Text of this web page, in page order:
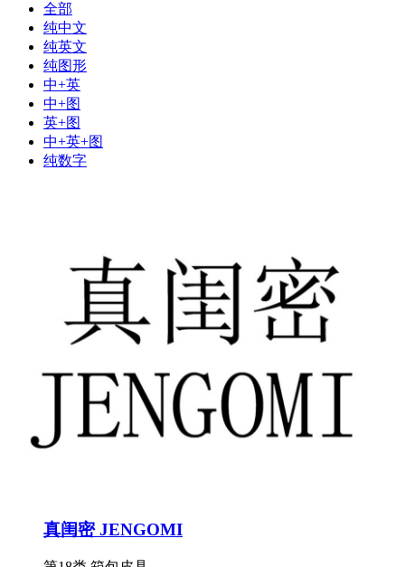
全部
纯中文
纯英文
纯图形
中+英
中+图
英+图
中+英+图
纯数字
真闺密 JENGOMI